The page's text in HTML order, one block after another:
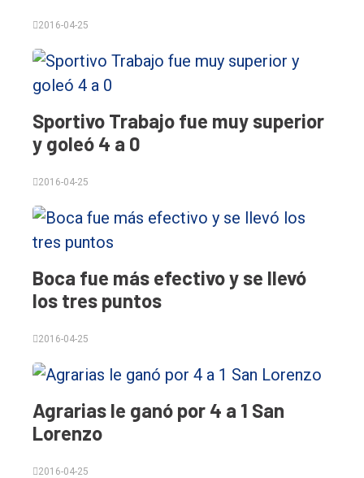
2016-04-25
Sportivo Trabajo fue muy superior
y goleó 4 a 0
2016-04-25
Boca fue más efectivo y se llevó
los tres puntos
2016-04-25
Agrarias le ganó por 4 a 1 San
Lorenzo
2016-04-25